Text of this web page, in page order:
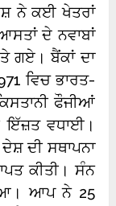
ਨੇ ਕਈ ਖੇਤਰਾਂ
ਦੇ ਨਵਾਬਾਂ
ਗਏ। ਬੈਂਕਾਂ ਦਾ
ਵਿਚ ਭਾਰਤ-
ਫੌਜੀਆਂ
ਵਧਾਈ।
ਦੀ ਸਥਾਪਨਾ
ਕੀਤੀ। ਸੰਨ
ਆਪ ਨੇ 25